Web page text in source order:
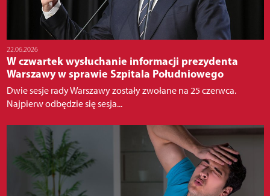
22.06.2026
W czwartek wysłuchanie informacji prezydenta
Warszawy w sprawie Szpitala Południowego
Dwie sesje rady Warszawy zostały zwołane na 25 czerwca.
Najpierw odbędzie się sesja...